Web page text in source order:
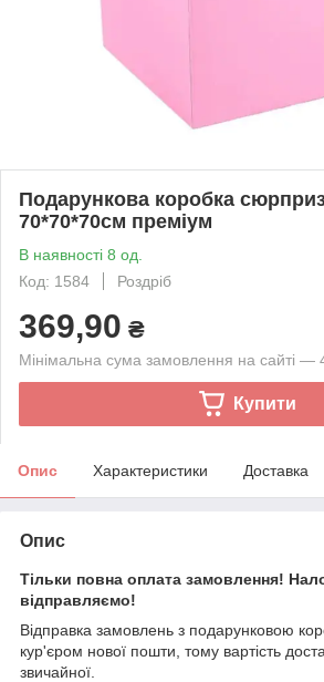
Подарункова коробка
70*70*70см преміум
В наявності 8 од.
Код: 1584
Роздріб
369,90 ₴
Мінімальна сума замовлення на сайті —
Купити
Опис Характеристики Доставка
Опис
Тільки повна оплата замовлення!
відправляємо!
Відправка замовлень з подарунковою
кур'єром нової пошти, тому вартість
звичайної.